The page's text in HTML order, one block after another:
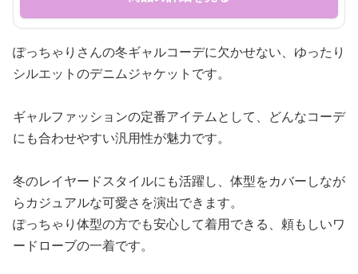
ぽっちゃりさんの冬ギャルコーデに欠かせない、ゆったり
シルエットのデニムジャケットです。
ギャルファッションの定番アイテムとして、どんなコーデ
にも合わせやすい汎用性が魅力です。
冬のレイヤードスタイルにも活躍し、体型をカバーしなが
らカジュアルな可愛さを演出できます。
ぽっちゃり体型の方でも安心して着用できる、頼もしいワ
ードローブの一着です。